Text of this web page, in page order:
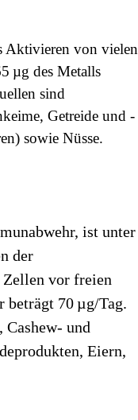
Aktivieren von vielen
µg des Metalls
sind
Getreide und -
sowie Nüsse.
ist unter
der
Zellen vor freien
beträgt 70 µg/Tag.
Cashew- und
Eiern,